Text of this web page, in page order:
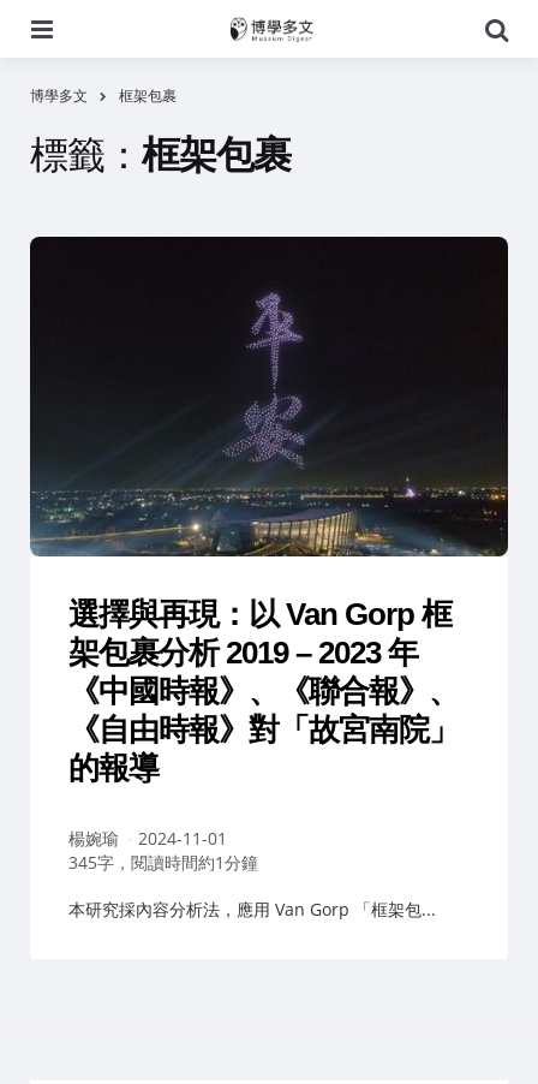
尋
博學多文 框架包裹
標籤： 框架包裹
選擇與再現：以 Van Gorp 框
架包裹分析 2019 – 2023 年
《中國時報》、《聯合報》、
《自由時報》對「故宮南院」
的報導
作
者：
楊婉瑜
2024-11-01
345字，閱讀時間約1分鐘
本研究採內容分析法，應用 Van Gorp 「框架包...